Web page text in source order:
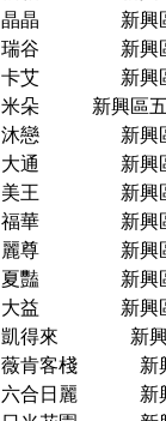
晶晶
新興
瑞谷
新興
卡艾
新興
米朵
新興區
沐戀
新興
大通
新興
美王
新興
福華
新興
麗尊
新興
夏豔
新興
大益
新興
凱得來
新
薇肯客棧
新
六合日麗
新